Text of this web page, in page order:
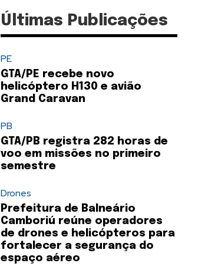
Últimas Publicações
PE
GTA/PE recebe novo
helicóptero H130 e avião
Grand Caravan
PB
GTA/PB registra 282 horas de
voo em missões no primeiro
semestre
Drones
Prefeitura de Balneário
Camboriú reúne operadores
de drones e helicópteros para
fortalecer a segurança do
espaço aéreo